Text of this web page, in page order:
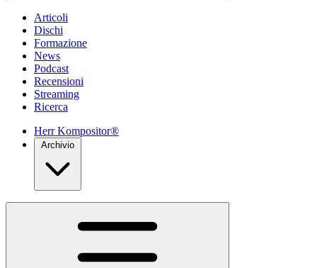
Articoli
Dischi
Formazione
News
Podcast
Recensioni
Streaming
Ricerca
Herr Kompositor®
Archivio